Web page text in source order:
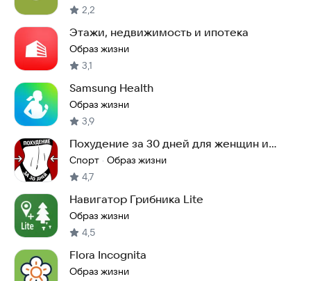
2,2
Этажи, недвижимость и ипотека
Образ жизни
3,1
Samsung Health
Образ жизни
3,9
Похудение за 30 дней для женщин и
мужчин дома зале
Спорт · Образ жизни
4,7
Навигатор Грибника Lite
Образ жизни
4,5
Flora Incognita
Образ жизни